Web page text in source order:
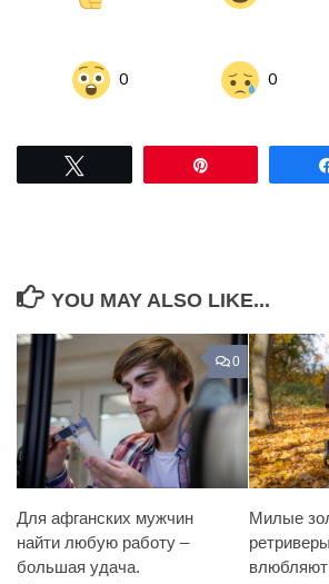
0 0
YOU MAY ALSO LIKE...
0
Для афганских мужчин
найти любую работу –
большая удача.
Милые
влюбляют